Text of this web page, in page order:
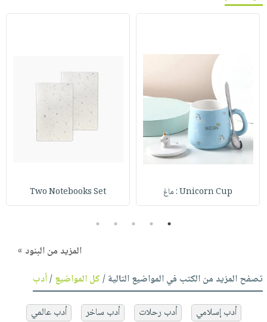
Unicorn Cup : ماغ Two Notebooks Set
1
2
3
4
5
المزيد من البنود »
تصفح المزيد من الكتب في المواضيع التالية /كل المواضيع/أدب
أدب إسلامي أدب رحلات أدب ساخر
أدب عالمي